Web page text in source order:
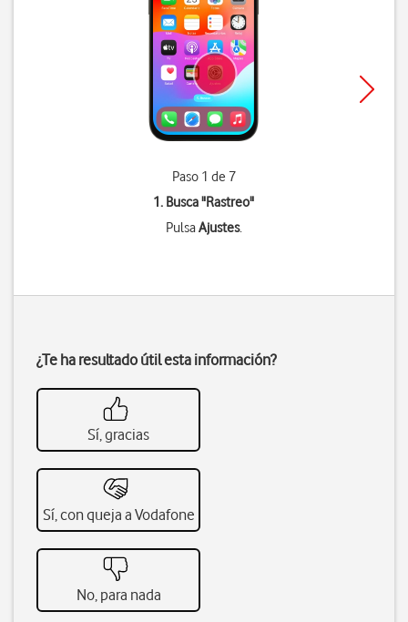
Paso 1 de 7
1. Busca "Rastreo"
PulsaAjustes.
¿Te ha resultado útil esta información?
Sí, gracias
Sí, con queja a Vodafone
No, para nada